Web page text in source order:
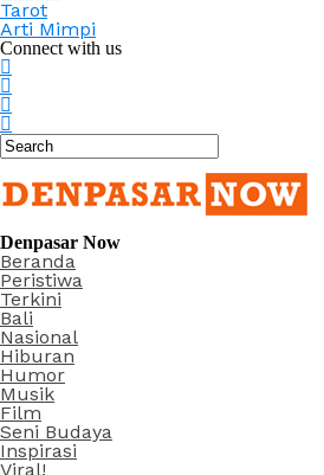
Tarot
Arti Mimpi
Connect with us
Denpasar Now
Beranda
Peristiwa
Terkini
Bali
Nasional
Hiburan
Humor
Musik
Film
Seni Budaya
Inspirasi
Viral!